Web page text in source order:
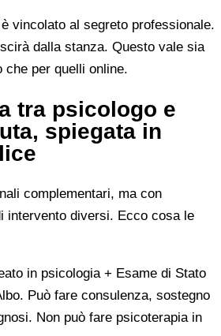
vincolato al segreto professionale.
dalla stanza. Questo vale sia
che per quelli online.
tra psicologo e
spiegata in
complementari, ma con
intervento diversi. Ecco cosa le
in psicologia + Esame di Stato
Può fare consulenza, sostegno
Non può fare psicoterapia in